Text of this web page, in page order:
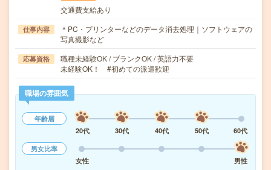
交通費支給あり
仕事内容
＊PC・プリンターなどのデータ消去処理｜ソフトウェアの
写真撮影など
応募資格
職種未経験OK / ブランクOK / 英語力不要
未経験OK！ #初めての派遣歓迎
職場の雰囲気
年齢層
20代
30代 40代 50代
60代
男女比率
女性
男性